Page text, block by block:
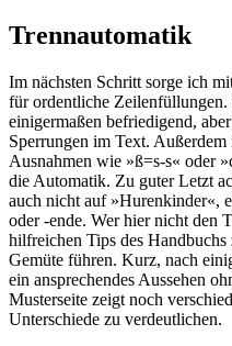
Trennautomatik
Im nächsten Schritt sorge ich
für ordentliche
einigermaßen befriedigend,
Sperrungen im Text.
Ausnahmen wie »ß=s-s« oder
die Automatik. Zu guter Letzt
auch nicht auf »Hurenkinder«,
oder -ende. Wer hier nicht den
hilfreichen Tips des
Gemüte führen. Kurz, nach
ein ansprechendes Aussehen
Musterseite zeigt noch
Unterschiede zu verdeutlichen.